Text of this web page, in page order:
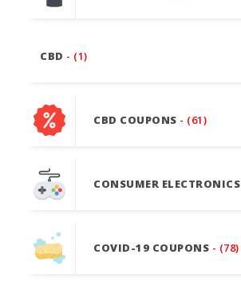
CBD - (1)
CBD COUPONS - (61)
CONSUMER ELECTRONICS
COVID-19 COUPONS - (78)